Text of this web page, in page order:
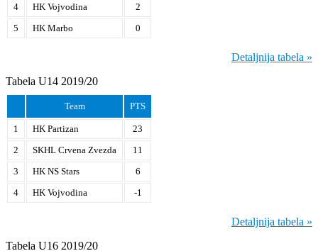
4
HK Vojvodina
2
5
HK Marbo 0
Detaljnija tabela »
Tabela U14 2019/20
Team PTS
1 HK Partizan
23
2
SKHL Crvena Zvezda
11
3
HK NS Stars
6
4
HK Vojvodina -1
Detaljnija tabela »
Tabela U16 2019/20